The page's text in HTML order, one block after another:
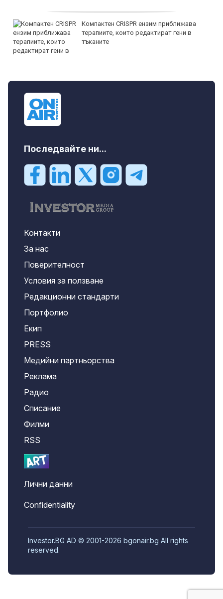
Компактен CRISPR ензим приближава
терапиите, които редактират гени в
тъканите
Последвайте ни...
Контакти
За нас
Поверителност
Условия за ползване
Редакционни стандарти
Портфолио
Екип
PRESS
Медийни партньорства
Реклама
Радио
Списание
Филми
RSS
Лични данни
Confidentiality
Investor.BG AD © 2001-2026 bgonair.bg All rights
reserved.